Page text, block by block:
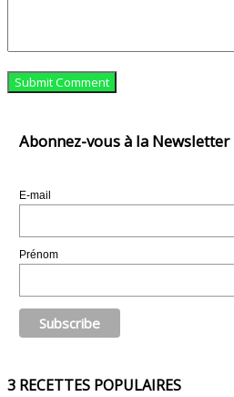
Abonnez-vous à la Newsletter
E-mail
Prénom
3 RECETTES POPULAIRES